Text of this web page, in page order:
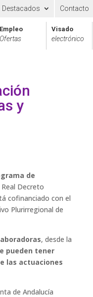
Destacados Contacto
Empleo
Ofertas
Visado
electrónico
y
de
Decreto
cofinanciado con el
Plurirregional de
, desde la
pueden tener
las actuaciones
de Andalucía